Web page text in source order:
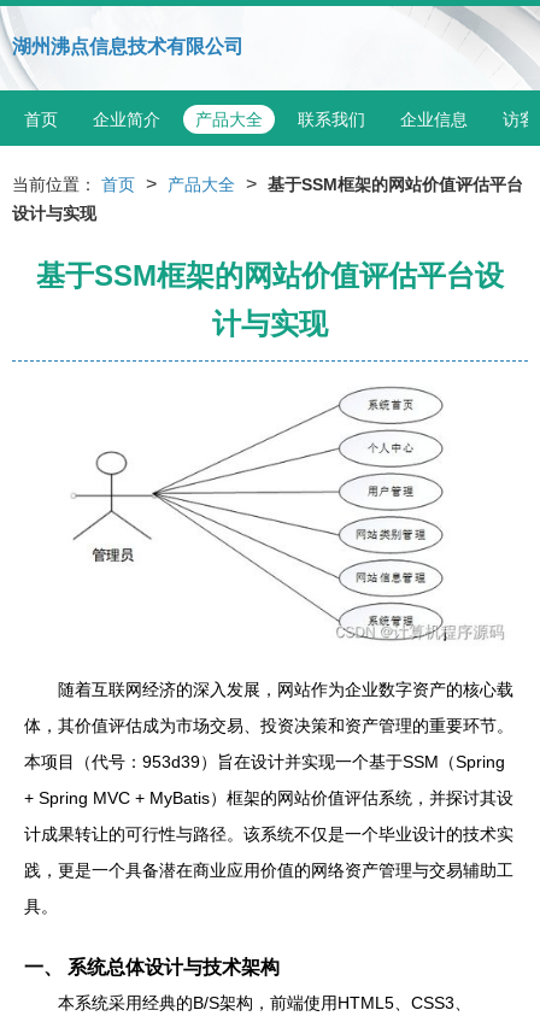
湖州沸点信息技术有限公司
首页 企业简介 产品大全 联系我们 企业信息 访客
当前位置： 首页 > 产品大全 > 基于SSM框架的网站价值评估平台
设计与实现
基于SSM框架的网站价值评估平台设
计与实现
随着互联网经济的深入发展，网站作为企业数字资产的核心载
体，其价值评估成为市场交易、投资决策和资产管理的重要环节。
本项目（代号：953d39）旨在设计并实现一个基于SSM（Spring
+ Spring MVC + MyBatis）框架的网站价值评估系统，并探讨其设
计成果转让的可行性与路径。该系统不仅是一个毕业设计的技术实
践，更是一个具备潜在商业应用价值的网络资产管理与交易辅助工
具。
一、 系统总体设计与技术架构
本系统采用经典的B/S架构，前端使用HTML5、CSS3、